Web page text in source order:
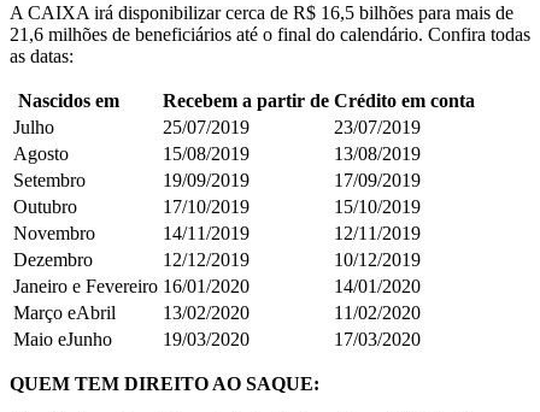
A CAIXA irá disponibilizar cerca de R$ 16,5 bilhões para mais de
21,6 milhões de beneficiários até o final do calendário. Confira todas
as datas:
​​Nascidos em ​Recebem a partir de ​Crédito em conta
​Julho
​25/07/2019
​​23/07/2019​
​Agosto
​15/08/2019
​​13/08/2019​
​Setembro
​19/09/2019
​​17/09/2019​
​Outubro
​17/10/2019
​​15/10/2019​
​Novembro
​14/11/2019
​12/11/2019
​Dezembro
​12/12/2019
​​10/12/2019
​Janeiro e Fevereiro ​​16/0​1/2020
14/01/2020
​Março e​Abril
13/02/2020
​​11/02/2020
​Maio e​​Junho
​​19/03/2020​​ 17/03/2020
QUEM TEM DIREITO AO SAQUE: